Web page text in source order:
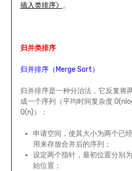
插入类排序》 。
归并类排序
归并排序（Merge Sort）
归并排序是一种分治法，它反复将
成一个序列（平均时间复杂度
O(n)）：
申请空间，使其大小为两个已
用来存放合并后的序列；
设定两个指针，最初位置分别
始位置；